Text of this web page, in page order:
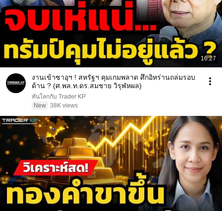
16:27
งานเข้าซาอุฯ ! สหรัฐฯ คุมเกมพลาด ศึกอิหร่านถล่มรอบ
ด้าน ? (ศ.พล.ท.ดร.สมชาย วิรุฬหผล)
ทันโลกกับ Trader KP
New 38K views